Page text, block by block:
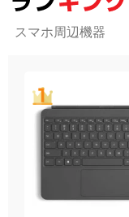
スマホ周辺機器